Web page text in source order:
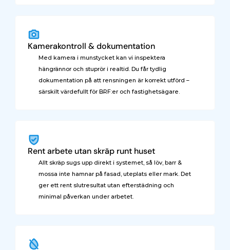
Kamerakontroll & dokumentation
Med kamera i munstycket kan vi inspektera
hängrännor och stuprör i realtid. Du får tydlig
dokumentation på att rensningen är korrekt utförd –
särskilt värdefullt för BRF:er och fastighetsägare.
Rent arbete utan skräp runt huset
Allt skräp sugs upp direkt i systemet, så löv, barr &
mossa inte hamnar på fasad, uteplats eller mark. Det
ger ett rent slutresultat utan efterstädning och
minimal påverkan under arbetet.